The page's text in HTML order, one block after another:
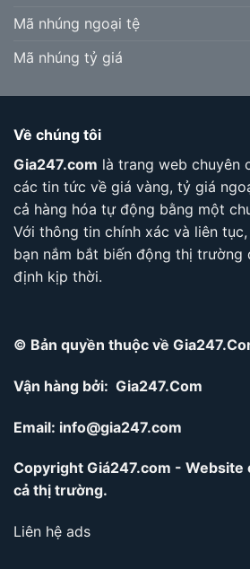
Mã nhúng ngoại tệ
Mã nhúng tỷ giá
Về chúng tôi
Gia247.com là trang web chuyên
các tin tức về giá vàng, tỷ giá
cả hàng hóa tự động bằng một
Với thông tin chính xác và liên
bạn nắm bắt biến động thị trường
định kịp thời.
© Bản quyền thuộc về
Vận hàng bởi: Gia247.Com
Email: info@gia247.com
Copyright Giá247.com - Website
cả thị trường.
Liên hệ ads